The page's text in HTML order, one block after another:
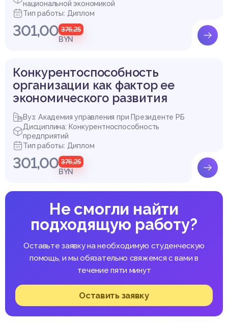
национальной экономикой
Тип работы: Диплом
301,00 376,25
BYN
Конкурентоспособность
организации как фактор ее
экономического развития
Вуз: Академия управления при Президенте РБ
Дисциплина: Конкурентноспособность
предприятий
Тип работы: Диплом
301,00 376,25
BYN
Не смогли найти
подходящую работу?
Оставьте заявку на необходимую студенческую
помощь, и мы обязательно свяжемся с вами в
течение пяти минут
Оставить заявку